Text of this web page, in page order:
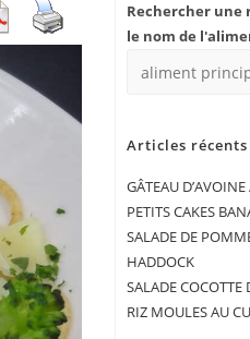
Rechercher
le nom de
Articles récents
GÂTEAU
PETITS CAKES
SALADE DE
HADDOCK
SALADE COCOTTE
RIZ MOULES AU